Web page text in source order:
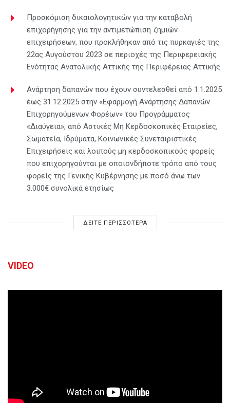
Προσκόμιση δικαιολογητικών για την καταβολή
επιχορήγησης για την αντιμετώπιση ζημιών
επιχειρήσεων, που προκλήθηκαν από τις πυρκαγιές της
22ας Αυγούστου 2023 σε περιοχές της Περιφερειακής
Ενότητας Ανατολικής Αττικής της Περιφέρειας Αττικής
Ανάρτηση δαπανών που έχουν συντελεσθεί από 1.1.2025
έως 31.12.2025 στην «Εφαρμογή Ανάρτησης Δαπανών
Επιχορηγούμενων Φορέων» του Προγράμματος
«Διαύγεια», από Αστικές Μη Κερδοσκοπικές Εταιρείες,
Σωματεία, Ιδρύματα, Κοινωνικές Συνεταιριστικές
Επιχειρήσεις και λοιπούς μη κερδοσκοπικούς φορείς
που επιχορηγούνται με οποιονδήποτε τρόπο από τους
φορείς της Γενικής Κυβέρνησης με ποσό άνω των
3.000€ συνολικά ετησίως
ΔΕΙΤΕ ΠΕΡΙΣΣΟΤΕΡΑ
VIDEO